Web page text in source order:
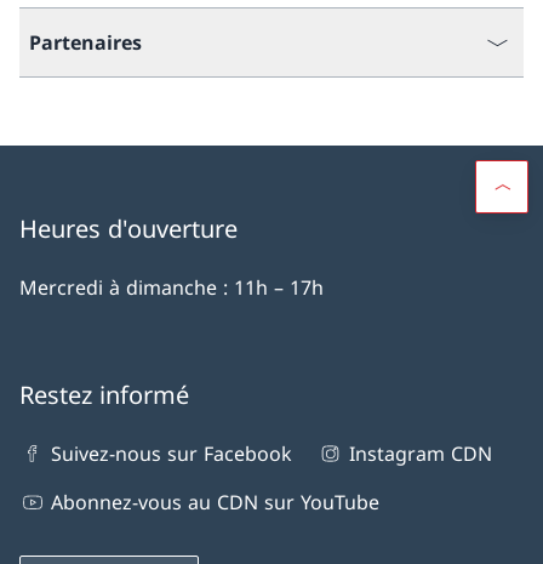
Partenaires
Heures d'ouverture
Mercredi à dimanche : 11h – 17h
Restez informé
Suivez-nous sur Facebook
Instagram CDN
Abonnez-vous au CDN sur YouTube